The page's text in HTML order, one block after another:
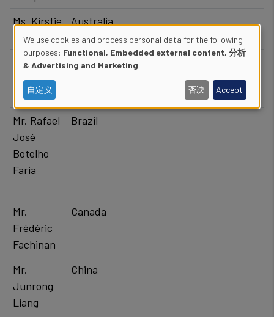
Ms. Kirstie
Winter
​​Australia
Mr.
Frederik
Blaauw
Austria, Belgium, Croatia, Ireland,
the Kingdom of the
, Portugal and Switzerland
Mr. Rafael
José
Botelho
Faria
​​Brazil
​​Mr.
Frédéric
Fachinan
​Canada
Mr.
Junrong
Liang
​​China
Use
of
personal
data
and
cookies
We use cookies and process personal data for the following
purposes: Functional, Embedded external content, 分析
& Advertising and Marketing.
自定义 否决 Accept